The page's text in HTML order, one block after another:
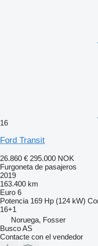
16
Ford Transit
26.860 € 295.000 NOK
Furgoneta de pasajeros
2019
163.400 km
Euro 6
Potencia 169 Hp (124 kW)
16+1
Noruega, Fosser
Busco AS
Contacte con el vendedor